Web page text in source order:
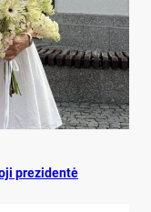
pre­zi­dentė